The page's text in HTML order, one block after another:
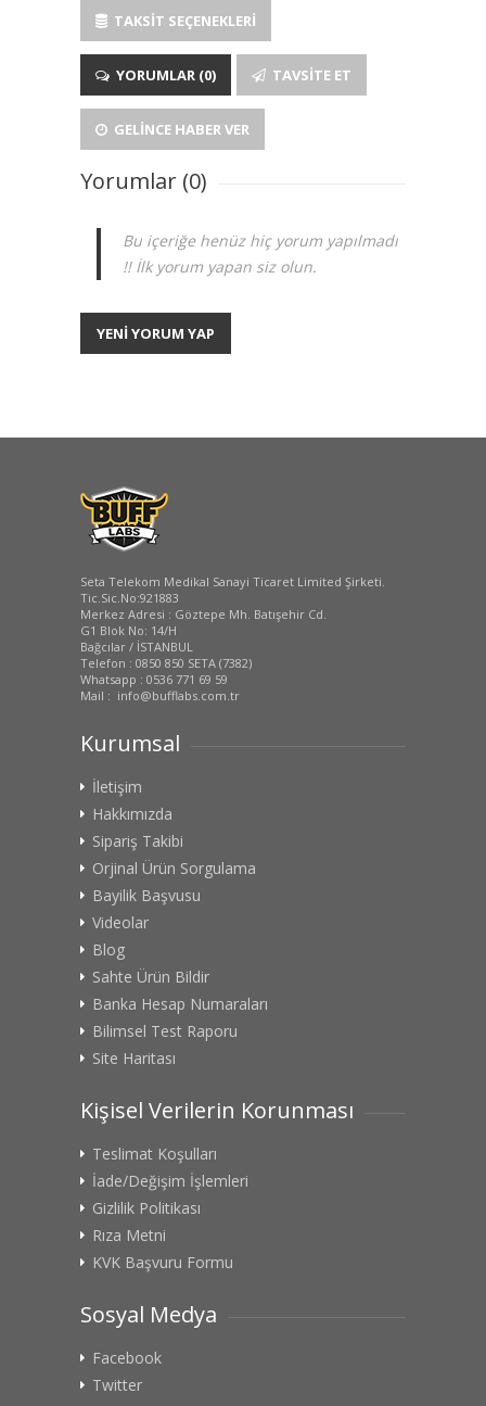
TAKSIT SEÇENEKLERI
YORUMLAR (0) TAVSITE ET
GELINCE HABER VER
Yorumlar (0)
Bu içeriğe henüz hiç yorum yapılmadı
!! İlk yorum yapan siz olun.
YENİ YORUM YAP
Seta Telekom Medikal Sanayi Ticaret Limited Şirketi.
Tic.Sic.No:921883
Merkez Adresi : Göztepe Mh. Batışehir Cd.
G1 Blok No: 14/H
Bağcılar / İSTANBUL
Telefon : 0850 850 SETA (7382)
Whatsapp : 0536 771 69 59
Mail : info@bufflabs.com.tr
Kurumsal
İletişim
Hakkımızda
Sipariş Takibi
Orjinal Ürün Sorgulama
Bayilik Başvusu
Videolar
Blog
Sahte Ürün Bildir
Banka Hesap Numaraları
Bilimsel Test Raporu
Site Haritası
Kişisel Verilerin Korunması
Teslimat Koşulları
İade/Değişim İşlemleri
Gizlilik Politikası
Rıza Metni
KVK Başvuru Formu
Sosyal Medya
Facebook
Twitter